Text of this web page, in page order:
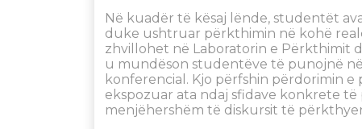
Në kuadër të kësaj lënde, studentët
duke ushtruar përkthimin në kohë
zhvillohet në Laboratorin e Përkthimit
u mundëson studentëve të punojnë
konferencial. Kjo përfshin përdorimin
ekspozuar ata ndaj sfidave konkrete
menjëhershëm të diskursit të